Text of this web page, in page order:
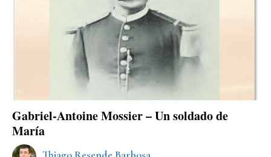
Gabriel-Antoine Mossier – Un soldado de
María